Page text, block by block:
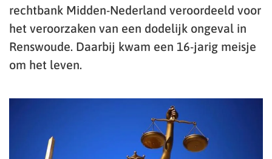
rechtbank Midden-Nederland veroordeeld voor
het veroorzaken van een dodelijk ongeval in
Renswoude. Daarbij kwam een 16-jarig meisje
om het leven.